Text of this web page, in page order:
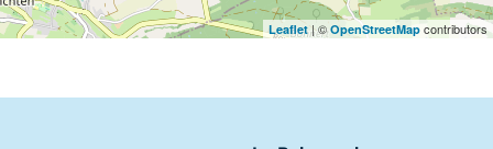
Leaflet| ©OpenStreetMap contributors